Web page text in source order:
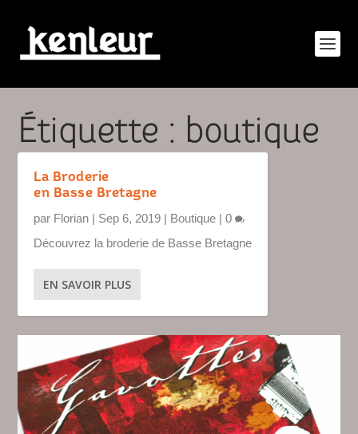
Étiquette : boutique
La Broderie
en Basse Bretagne
par Florian | Sep 6, 2019 | Boutique |0
Découvrez la broderie de Basse Bretagne
EN SAVOIR PLUS